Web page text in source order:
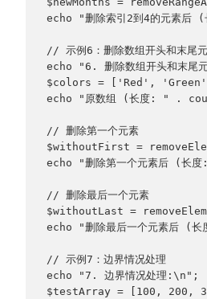
echo "删除索引2到4的元
// 示例6：删除数组开头和末尾
echo "6. 删除数组开头和末尾
$colors = ['Red',
echo "原数组 (长度: " .
// 删除第一个元素
$withoutFirst =
echo "删除第一个元素
// 删除最后一个元素
$withoutLast =
echo "删除最后一个元
// 示例7：边界情况处理
echo "7. 边界情况处理:\n";
$testArray = [100, 200,